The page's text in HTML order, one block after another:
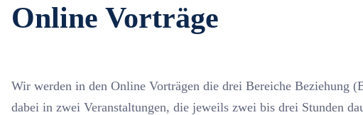
Online Vorträge
Wir werden in den Online Vorträgen die drei Bereiche Beziehung
dabei in zwei Veranstaltungen, die jeweils zwei bis drei Stunden